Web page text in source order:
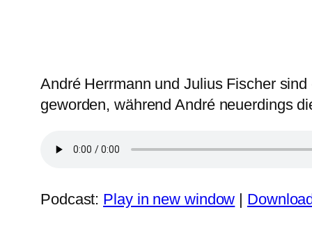
André Herrmann und Julius Fischer
geworden, während André neuerdings
Podcast: Play in new window